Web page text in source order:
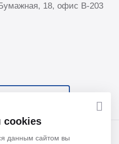
18, офис B-203
ООО “Сертек”, оборудование
cookies
данным сайтом вы